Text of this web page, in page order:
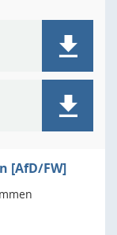
[AfD/FW]